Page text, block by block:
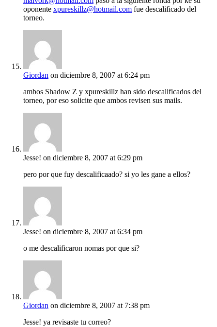
oponente xpureskillz@hotmail.com fue descalificado del
torneo.
Giordan on diciembre 8, 2007 at 6:24 pm
ambos Shadow Z y xpureskillz han sido descalificados del
torneo, por eso solicite que ambos revisen sus mails.
Jesse! on diciembre 8, 2007 at 6:29 pm
pero por que fuy descalificaado? si yo les gane a ellos?
Jesse! on diciembre 8, 2007 at 6:34 pm
o me descalificaron nomas por que si?
Giordan on diciembre 8, 2007 at 7:38 pm
Jesse! ya revisaste tu correo?